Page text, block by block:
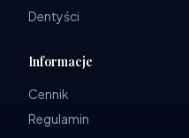
Dentyści
Informacje
Cennik
Regulamin